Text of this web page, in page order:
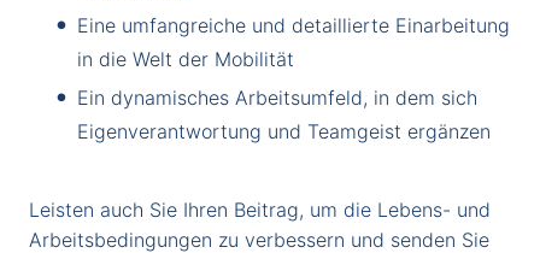
Eine umfangreiche und detaillierte Einarbeitung
in die Welt der Mobilität
Ein dynamisches Arbeitsumfeld, in dem sich
Eigenverantwortung und Teamgeist ergänzen
Leisten auch Sie Ihren Beitrag, um die Lebens- und
Arbeitsbedingungen zu verbessern und senden Sie